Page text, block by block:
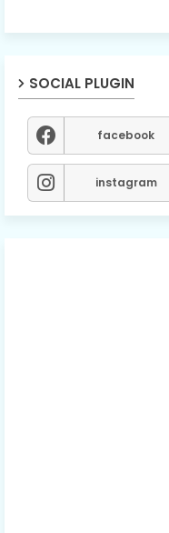
SOCIAL PLUGIN
facebook
instagram